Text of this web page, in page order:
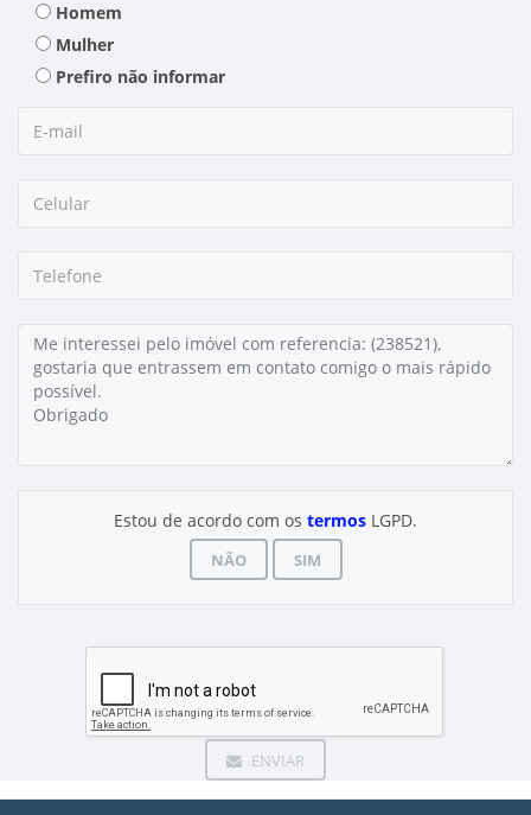
Homem
Mulher
Prefiro não informar
Estou de acordo com os termos LGPD.
NÃO SIM
ENVIAR